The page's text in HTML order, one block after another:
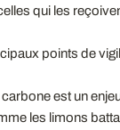
qui les
points de
carbone est un
les limons